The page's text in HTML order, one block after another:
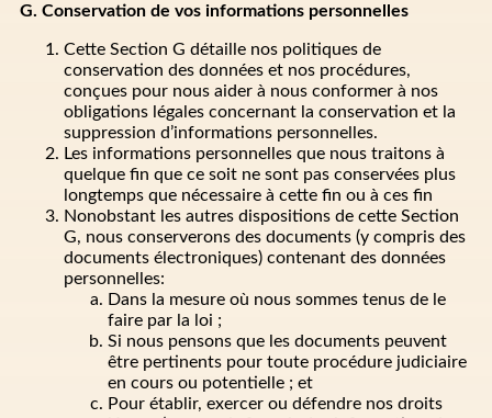
G. Conservation de vos informations personnelles
Cette Section G détaille nos politiques de
conservation des données et nos procédures,
conçues pour nous aider à nous conformer à nos
obligations légales concernant la conservation et la
suppression d’informations personnelles.
Les informations personnelles que nous traitons à
quelque fin que ce soit ne sont pas conservées plus
longtemps que nécessaire à cette fin ou à ces fin
Nonobstant les autres dispositions de cette Section
G, nous conserverons des documents (y compris des
documents électroniques) contenant des données
personnelles:
Dans la mesure où nous sommes tenus de le
faire par la loi ;
Si nous pensons que les documents peuvent
être pertinents pour toute procédure judiciaire
en cours ou potentielle ; et
Pour établir, exercer ou défendre nos droits